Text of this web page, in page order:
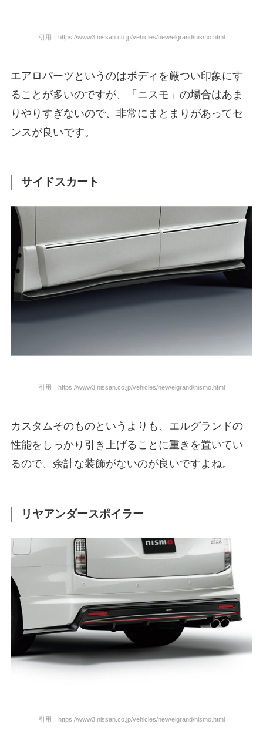
引用：https://www3.nissan.co.jp/vehicles/new/elgrand/nismo.html
エアロパーツというのはボディを厳つい印象にす
ることが多いのですが、「ニスモ」の場合はあま
りやりすぎないので、非常にまとまりがあってセ
ンスが良いです。
サイドスカート
引用：https://www3.nissan.co.jp/vehicles/new/elgrand/nismo.html
カスタムそのものというよりも、エルグランドの
性能をしっかり引き上げることに重きを置いてい
るので、余計な装飾がないのが良いですよね。
リヤアンダースポイラー
引用：https://www3.nissan.co.jp/vehicles/new/elgrand/nismo.html